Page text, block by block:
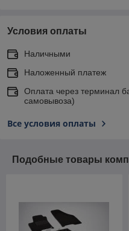
Условия оплаты
Наличными
Наложенный платеж
Оплата через терминал
самовывоза)
Все условия оплаты
Подобные товары